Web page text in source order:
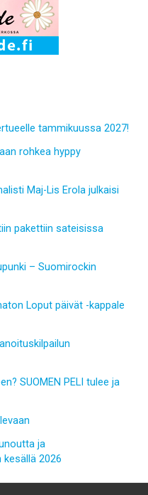
tammikuussa 2027!
rohkea hyppy
Maj-Lis Erola julkaisi
pakettiin sateisissa
– Suomirockin
Loput päivät -kappale
SUOMEN PELI tulee ja
ja
2026